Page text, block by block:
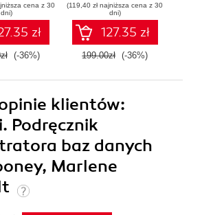
cena z 30
dni)
zł
(-36%)
(119,40 zł najniższa cena z 30
dni)
127.35 zł
199.00zł (-36%)
klientów:
Podręcznik
baz danych
Marlene